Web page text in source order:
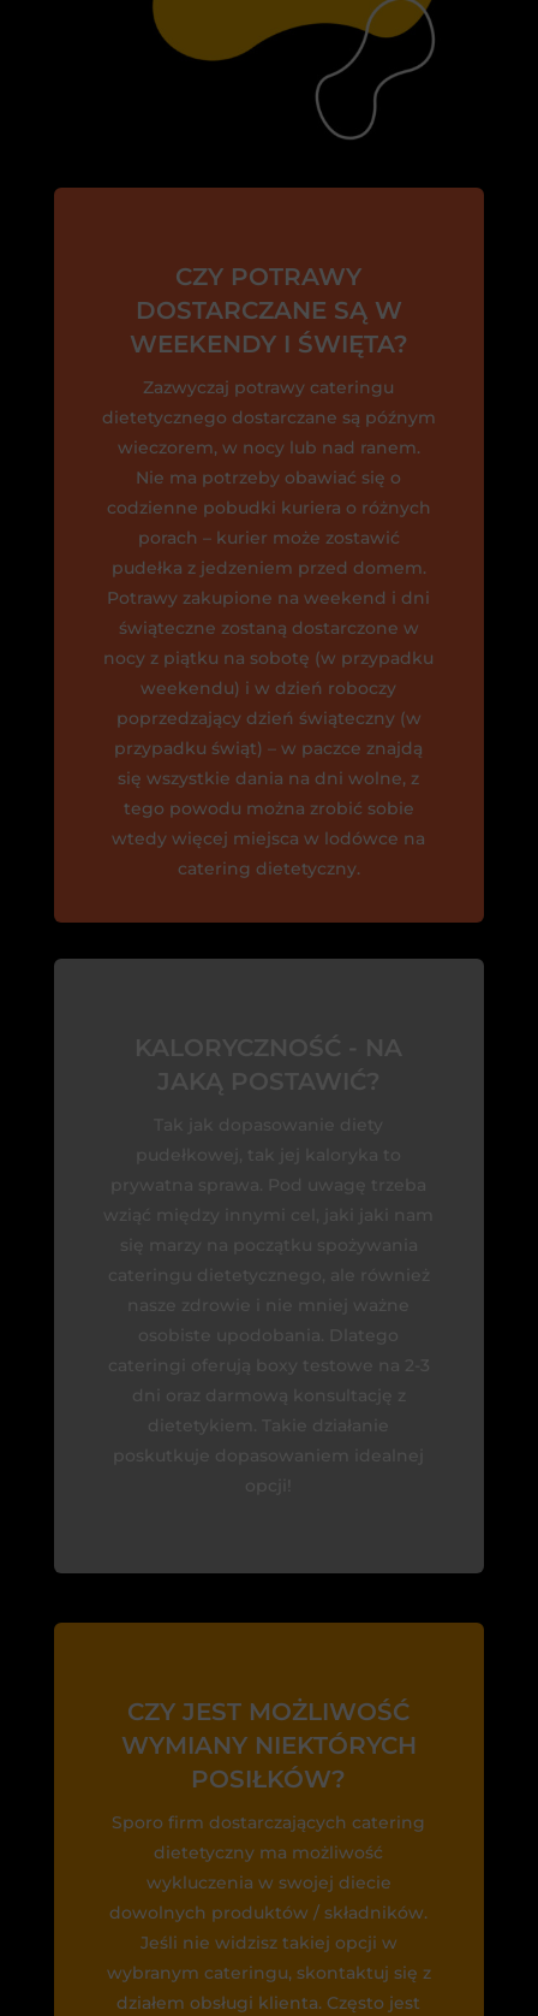
CZY POTRAWY
DOSTARCZANE SĄ W
WEEKENDY I ŚWIĘTA?
Zazwyczaj potrawy cateringu
dietetycznego dostarczane są późnym
wieczorem, w nocy lub nad ranem.
Nie ma potrzeby obawiać się o
codzienne pobudki kuriera o różnych
porach – kurier może zostawić
pudełka z jedzeniem przed domem.
Potrawy zakupione na weekend i dni
świąteczne zostaną dostarczone w
nocy z piątku na sobotę (w przypadku
weekendu) i w dzień roboczy
poprzedzający dzień świąteczny (w
przypadku świąt) – w paczce znajdą
się wszystkie dania na dni wolne, z
tego powodu można zrobić sobie
wtedy więcej miejsca w lodówce na
catering dietetyczny.
CZY JEST MOŻLIWOŚĆ
WYMIANY NIEKTÓRYCH
POSIŁKÓW?
Sporo firm dostarczających catering
dietetyczny ma możliwość
wykluczenia w swojej diecie
dowolnych produktów / składników.
Jeśli nie widzisz takiej opcji w
wybranym cateringu, skontaktuj się z
działem obsługi klienta. Często jest